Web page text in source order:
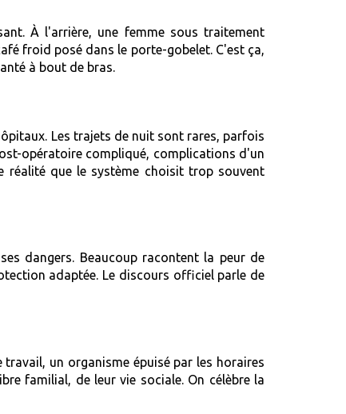
À l'arrière, une femme sous traitement
froid posé dans le porte-gobelet. C'est ça,
à bout de bras.
Les trajets de nuit sont rares, parfois
opératoire compliqué, complications d'un
réalité que le système choisit trop souvent
dangers. Beaucoup racontent la peur de
adaptée. Le discours officiel parle de
un organisme épuisé par les horaires
familial, de leur vie sociale. On célèbre la